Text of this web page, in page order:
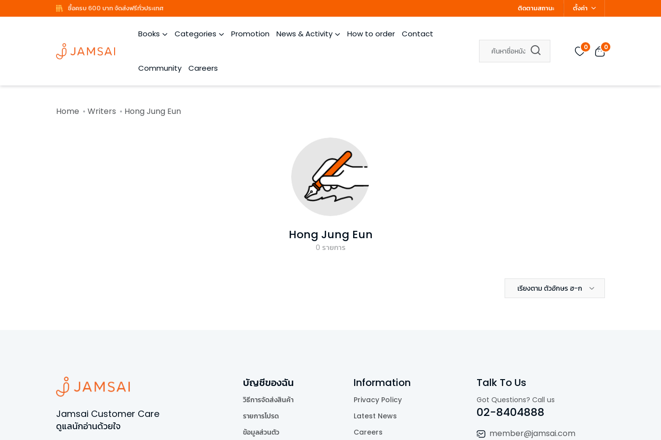
ซื้อครบ 600 บาท จัดส่งฟรีทั่วประเทศ ติดตามสถานะ ตั้งค่า
Books Categories Promotion News & Activity How to order Contact
Community Careers
0 0
Home Writers Hong Jung Eun
Hong Jung Eun
0 รายการ
เรียงตาม ตัวอักษร ฮ-ก
Jamsai Customer Care
ดูแลนักอ่านด้วยใจ
บัญชีของฉัน
วิธีการจัดส่งสินค้า
รายการโปรด
ข้อมูลส่วนตัว
Information
Privacy Policy
Latest News
Careers
Talk To Us
Got Questions? Call us
02-8404888
member@jamsai.com